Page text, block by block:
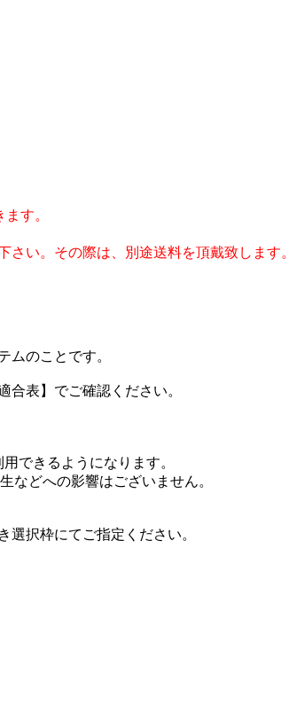
す。
い。その際は、別途送料を頂戴致します。
のことです。
表】でご確認ください。
できるようになります。
などへの影響はございません。
択枠にてご指定ください。